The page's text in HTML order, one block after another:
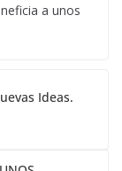
a unos
Ideas.